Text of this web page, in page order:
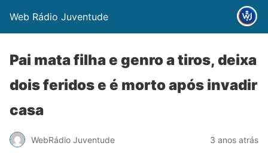
Web Rádio Juventude
Pai mata filha e genro a tiros, deixa
dois feridos e é morto após invadir
casa
WebRádio Juventude 3 anos atrás